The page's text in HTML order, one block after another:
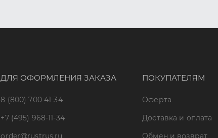
ДЛЯ ОФОРМЛЕНИЯ ЗАКАЗА
8 (800) 700 41-34
+7 (495) 968-11-34
order@rustrus.ru
ПОКУПАТЕЛЯМ
Оферта
Доставка и оплата
Обмен и возврат